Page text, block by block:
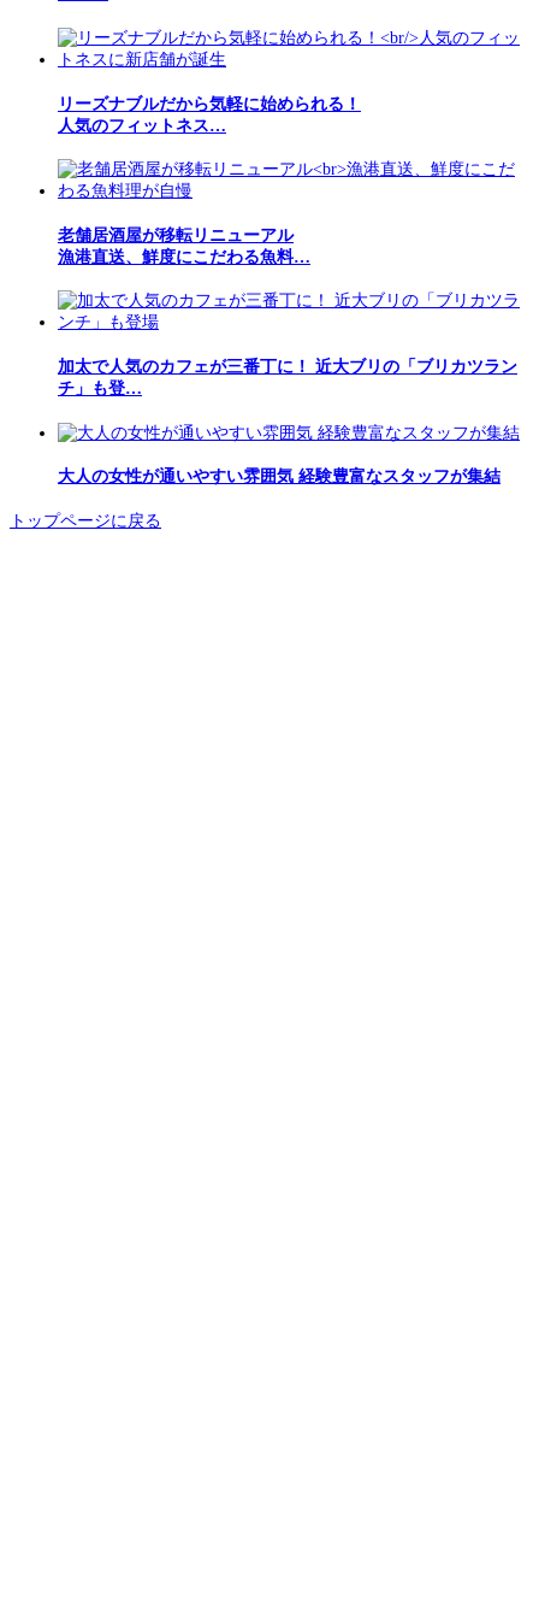
リーズナブルだから気軽に始められる！
人気のフィットネス…
老舗居酒屋が移転リニューアル
漁港直送、鮮度にこだわる魚料…
加太で人気のカフェが三番丁に！ 近大ブリの「ブリカツラン
チ」も登…
大人の女性が通いやすい雰囲気 経験豊富なスタッフが集結
トップページに戻る